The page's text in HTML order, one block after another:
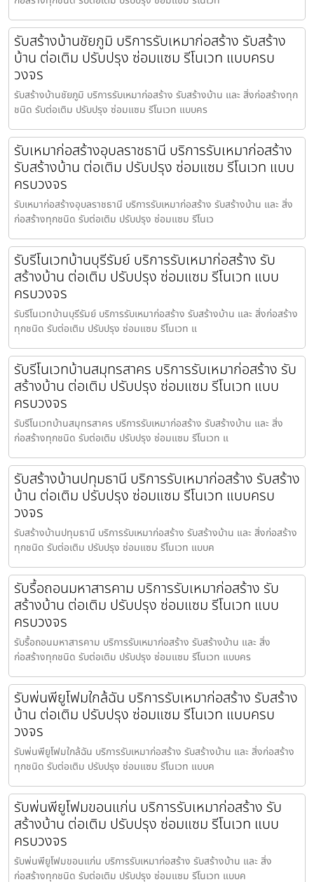
รับสร้างบ้านชัยภูมิ บริการรับเหมาก่อสร้าง รับสร้าง
บ้าน ต่อเติม ปรับปรุง ซ่อมแซม รีโนเวท แบบครบ
วงจร
รับสร้างบ้านชัยภูมิ บริการรับเหมาก่อสร้าง รับสร้างบ้าน และ สิ่งก่อสร้างทุก
ชนิด รับต่อเติม ปรับปรุง ซ่อมแซม รีโนเวท แบบคร
รับเหมาก่อสร้างอุบลราชธานี บริการรับเหมาก่อสร้าง
รับสร้างบ้าน ต่อเติม ปรับปรุง ซ่อมแซม รีโนเวท แบบ
ครบวงจร
รับเหมาก่อสร้างอุบลราชธานี บริการรับเหมาก่อสร้าง รับสร้างบ้าน และ สิ่ง
ก่อสร้างทุกชนิด รับต่อเติม ปรับปรุง ซ่อมแซม รีโนเว
รับรีโนเวทบ้านบุรีรัมย์ บริการรับเหมาก่อสร้าง รับ
สร้างบ้าน ต่อเติม ปรับปรุง ซ่อมแซม รีโนเวท แบบ
ครบวงจร
รับรีโนเวทบ้านบุรีรัมย์ บริการรับเหมาก่อสร้าง รับสร้างบ้าน และ สิ่งก่อสร้าง
ทุกชนิด รับต่อเติม ปรับปรุง ซ่อมแซม รีโนเวท แ
รับรีโนเวทบ้านสมุทรสาคร บริการรับเหมาก่อสร้าง รับ
สร้างบ้าน ต่อเติม ปรับปรุง ซ่อมแซม รีโนเวท แบบ
ครบวงจร
รับรีโนเวทบ้านสมุทรสาคร บริการรับเหมาก่อสร้าง รับสร้างบ้าน และ สิ่ง
ก่อสร้างทุกชนิด รับต่อเติม ปรับปรุง ซ่อมแซม รีโนเวท แ
รับสร้างบ้านปทุมธานี บริการรับเหมาก่อสร้าง รับสร้าง
บ้าน ต่อเติม ปรับปรุง ซ่อมแซม รีโนเวท แบบครบ
วงจร
รับสร้างบ้านปทุมธานี บริการรับเหมาก่อสร้าง รับสร้างบ้าน และ สิ่งก่อสร้าง
ทุกชนิด รับต่อเติม ปรับปรุง ซ่อมแซม รีโนเวท แบบค
รับรื้อถอนมหาสารคาม บริการรับเหมาก่อสร้าง รับ
สร้างบ้าน ต่อเติม ปรับปรุง ซ่อมแซม รีโนเวท แบบ
ครบวงจร
รับรื้อถอนมหาสารคาม บริการรับเหมาก่อสร้าง รับสร้างบ้าน และ สิ่ง
ก่อสร้างทุกชนิด รับต่อเติม ปรับปรุง ซ่อมแซม รีโนเวท แบบคร
รับพ่นพียูโฟมใกล้ฉัน บริการรับเหมาก่อสร้าง รับสร้าง
บ้าน ต่อเติม ปรับปรุง ซ่อมแซม รีโนเวท แบบครบ
วงจร
รับพ่นพียูโฟมใกล้ฉัน บริการรับเหมาก่อสร้าง รับสร้างบ้าน และ สิ่งก่อสร้าง
ทุกชนิด รับต่อเติม ปรับปรุง ซ่อมแซม รีโนเวท แบบค
รับพ่นพียูโฟมขอนแก่น บริการรับเหมาก่อสร้าง รับ
สร้างบ้าน ต่อเติม ปรับปรุง ซ่อมแซม รีโนเวท แบบ
ครบวงจร
รับพ่นพียูโฟมขอนแก่น บริการรับเหมาก่อสร้าง รับสร้างบ้าน และ สิ่ง
ก่อสร้างทุกชนิด รับต่อเติม ปรับปรุง ซ่อมแซม รีโนเวท แบบค